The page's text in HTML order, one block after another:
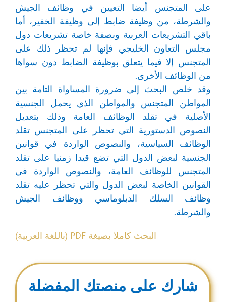
على المتجنس أيضا التعيين في وظائف الجيش
والشرطة، من وظيفة ضابط إلى وظيفة الخفير، أما
باقي التشريعات العربية وبصفة خاصة تشريعات دول
مجلس التعاون الخليجي فإنها لم تحظر ذلك على
المتجنس إلا فيما يتعلق بوظيفة الضابط دون سواها
من الوظائف الأخرى.
وقد خلص البحث إلى ضرورة المساواة التامة بين
المواطن المتجنس والمواطن الذي يحمل الجنسية
الأصلية في تقلد الوظائف العامة وذلك بتعديل
النصوص الدستورية التي تحظر على المتجنس تقلد
الوظائف السياسية، والنصوص الواردة في قوانين
الجنسية لبعض الدول التي تضع قيدا زمنيا على تقلد
المتجنس للوظائف العامة، والنصوص الواردة في
القوانين الخاصة لبعض الدول والتي تحظر عليه تقلد
وظائف السلك الدبلوماسي ووظائف الجيش
والشرطة.
البحث كاملا بصيغة PDF (باللغة العربية)
شارك على منصتك المفضلة